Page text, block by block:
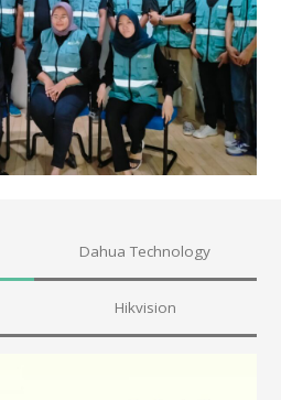
Dahua Technology
Hikvision